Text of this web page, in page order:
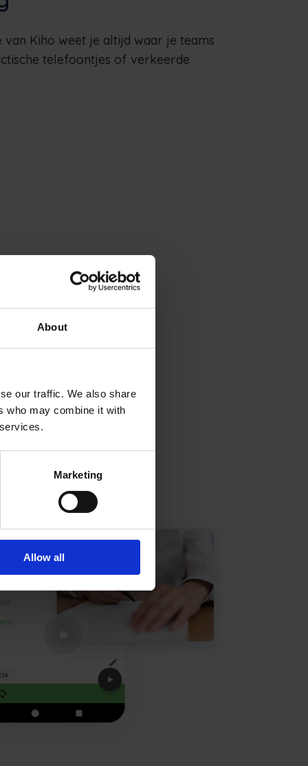
About
our traffic. We also share
who may combine it with
Marketing
Allow all
van Kiho weet je altijd waar je teams
telefoontjes of verkeerde